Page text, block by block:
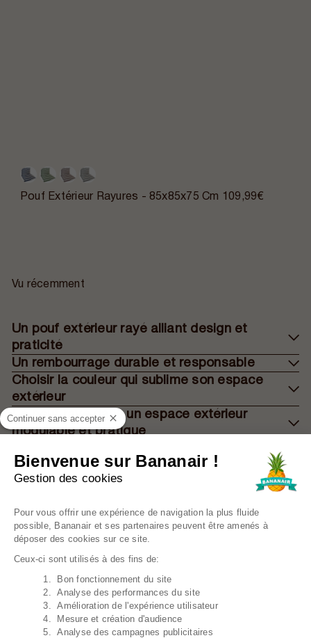
Pouf Extérieur Rayures - 85x85x75 Cm 109,99€
Vu récemment
Un pouf extérieur rayé alliant design et
praticité
Un rembourrage durable et responsable
Choisir la couleur qui sublime son espace
extérieur
Le pouf rayé dans un espace extérieur
modulable et pratique
élégante et conviviale
grande histoire
Continuer sans accepter
Bienvenue sur Bananair !
Gestion des cookies
Plateforme de Gestion du
Pour vous offrir une expérience de navigation la plus fluide
possible, Bananair et ses partenaires peuvent être amenés à
déposer des cookies sur ce site.
Ceux-ci sont utilisés à des fins de:
1. Bon fonctionnement du site
2. Analyse des performances du site
3. Amélioration de l'expérience utilisateur
4. Mesure et création d'audience
5. Analyse des campagnes publicitaires
Axeptio consent